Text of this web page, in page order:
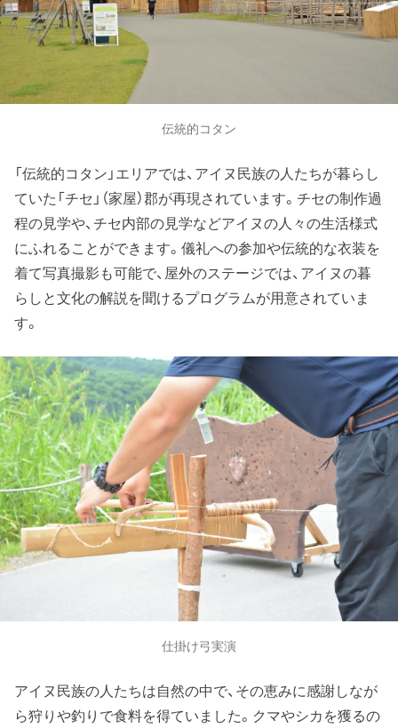
伝統的コタン
「伝統的コタン」エリアでは、アイヌ民族の人たちが暮らし
ていた「チセ」（家屋）郡が再現されています。チセの制作過
程の見学や、チセ内部の見学などアイヌの人々の生活様式
にふれることができます。儀礼への参加や伝統的な衣装を
着て写真撮影も可能で、屋外のステージでは、アイヌの暮
らしと文化の解説を聞けるプログラムが用意されていま
す。
仕掛け弓実演
アイヌ民族の人たちは自然の中で、その恵みに感謝しなが
ら狩りや釣りで食料を得ていました。クマやシカを獲るの